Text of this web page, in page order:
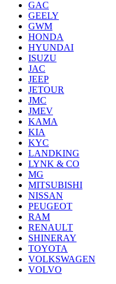
GAC
GEELY
GWM
HONDA
HYUNDAI
ISUZU
JAC
JEEP
JETOUR
JMC
JMEV
KAMA
KIA
KYC
LANDKING
LYNK & CO
MG
MITSUBISHI
NISSAN
PEUGEOT
RAM
RENAULT
SHINERAY
TOYOTA
VOLKSWAGEN
VOLVO